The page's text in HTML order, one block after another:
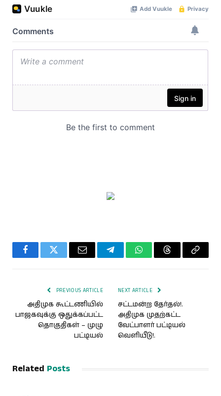
FacebookTwitter Email TelegramWhatsAppThreadsCopy
PREVIOUS ARTICLE
அதிமுக கூட்டணியில்
பாஜகவுக்கு ஒதுக்கப்பட்ட
தொகுதிகள் – முழு
பட்டியல்
NEXT ARTICLE
சட்டமன்ற தேர்தல்!.
அதிமுக முதற்கட்ட
வேட்பாளர் பட்டியல்
வெளியீடு!.
Related Posts